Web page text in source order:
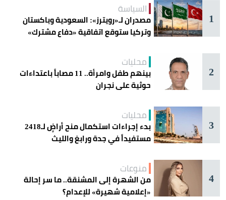
1
السياسة
مصدران لـ«رويترز»: السعودية وباكستان
وتركيا ستوقع اتفاقية «دفاع مشترك»
2
محليات
بينهم طفل وامرأة.. 11 مصاباً باعتداءات
حوثية على نجران
3
محليات
بدء إجراءات استكمال منح أراضٍ لـ2418
مستفيداً في جدة ورابغ والليث
4
منوعات
من الشهرة إلى المشنقة.. ما سر إحالة
«إعلامية شهيرة» للإعدام؟